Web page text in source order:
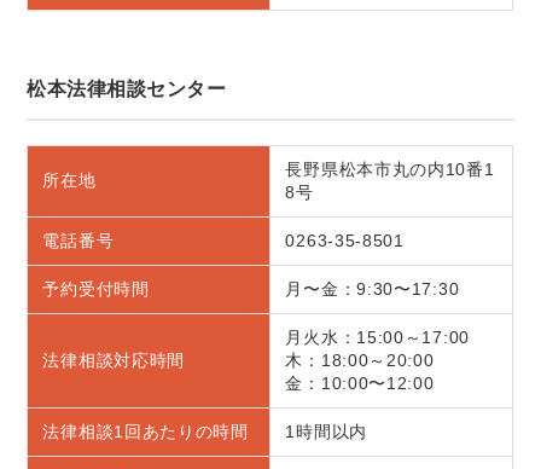
松本法律相談センター
所在地
長野県松本市丸の内10番1
8号
電話番号 0263-35-8501
予約受付時間 月〜金：9:30〜17:30
法律相談対応時間
月火水：15:00～17:00
木：18:00～20:00
金：10:00〜12:00
法律相談1回あたりの時間 1時間以内